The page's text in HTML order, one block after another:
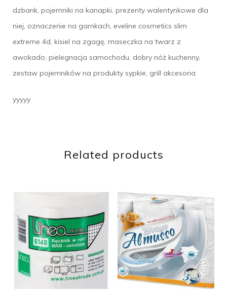
dzbank, pojemniki na kanapki, prezenty walentynkowe dla
niej, oznaczenie na garnkach, eveline cosmetics slim
extreme 4d, kisiel na zgagę, maseczka na twarz z
awokado, pielegnacja samochodu, dobry nóż kuchenny,
zestaw pojemników na produkty sypkie, grill akcesoria
yyyyy
Related products